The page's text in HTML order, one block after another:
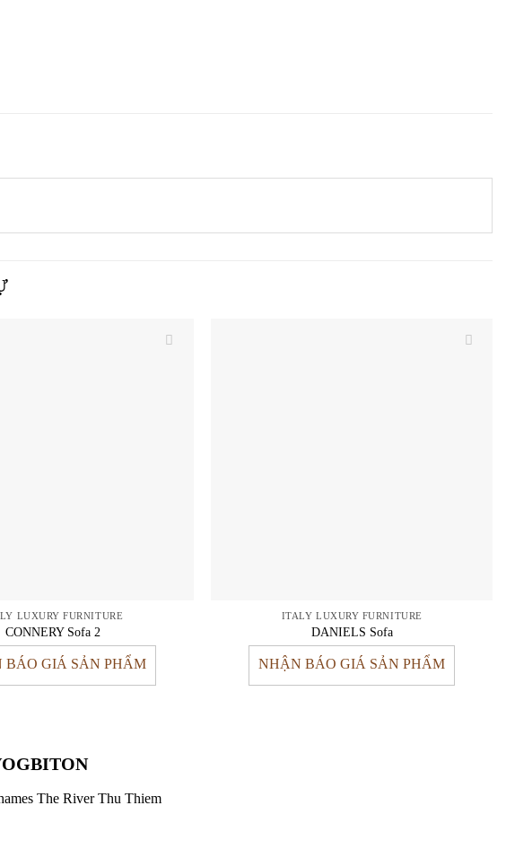
LUXURY FURNITURE
CONNERY Sofa 2
BÁO GIÁ SẢN PHẨM
ITALY LUXURY FURNITURE
DANIELS Sofa
NHẬN BÁO GIÁ SẢN PHẨM